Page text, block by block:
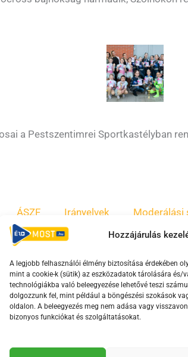
Hozzájárulás
A legjobb felhasználói élmény biztosítása érdekében
mint a cookie-k (sütik) az eszközadatok tárolására és/
technológiákba való beleegyezése lehetővé teszi
dolgozzunk fel, mint például a böngészési szokások
oldalon. A beleegyezés meg nem adása vagy
bizonyos funkciókat és szolgáltatásokat.
a Pestszentimrei Sportkastélyban
ÁSZF Irányelvek Moderálási
keretében támogatja.